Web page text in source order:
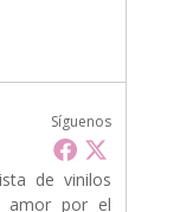
Síguenos
de vinilos
amor por el